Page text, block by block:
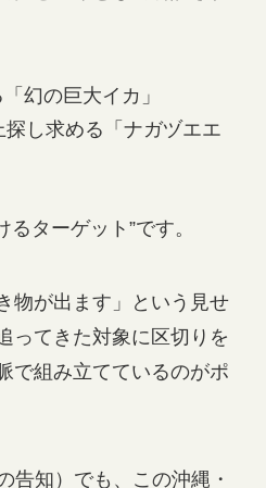
幻の巨大イカ」
し求める「ナガヅエエ
ターゲット”です。
物が出ます」という見せ
ってきた対象に区切りを
で組み立てているのがポ
告知）でも、この沖縄・